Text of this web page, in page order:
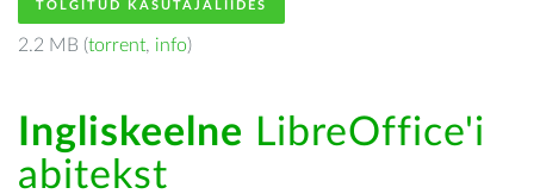
TÕLGITUD KASUTAJALIIDES
2.2 MB (torrent, info)
Ingliskeelne LibreOffice'i
abitekst